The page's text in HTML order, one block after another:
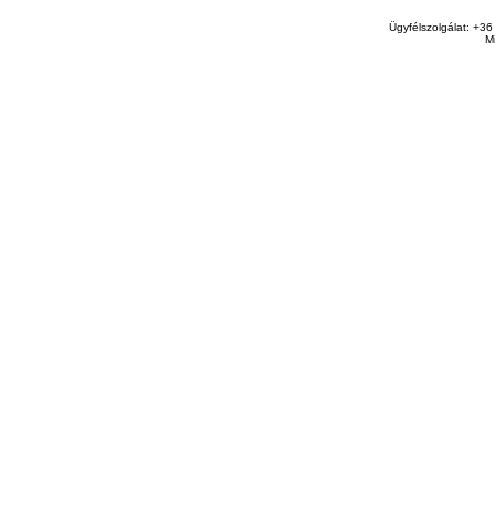
Ügyfélszolgálat: